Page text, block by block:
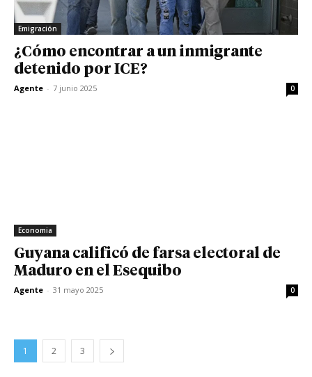
Emigración
¿Cómo encontrar a un inmigrante
detenido por ICE?
Agente - 7 junio 2025 0
Economia
Guyana calificó de farsa electoral de
Maduro en el Esequibo
Agente - 31 mayo 2025 0
1 2 3